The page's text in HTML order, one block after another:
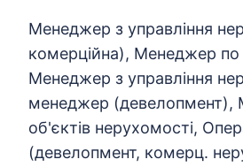
Менеджер з управління
комерційна), Менеджер по
Менеджер з управління
менеджер (девелопмент),
об'єктів нерухомості,
(девелопмент, комерц.